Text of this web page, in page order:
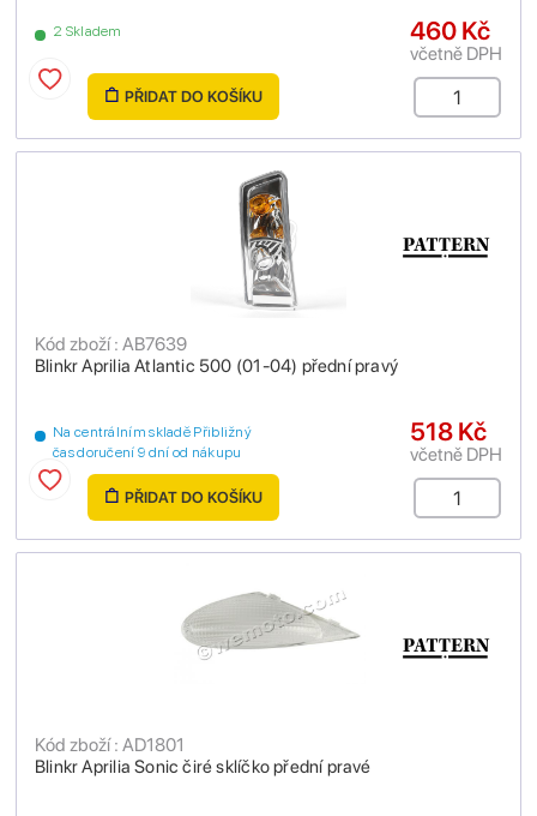
2 Skladem 460 Kč
včetně DPH
PŘIDAT DO KOŠÍKU
Blinkr Aprilia Atlantic 500 (01-04) přední pravý
Kód zboží : AB7639
Na centrálním skladě Přibližný
čas doručení 9 dní od nákupu
518 Kč
včetně DPH
PŘIDAT DO KOŠÍKU
Blinkr Aprilia Sonic čiré sklíčko přední pravé
Kód zboží : AD1801